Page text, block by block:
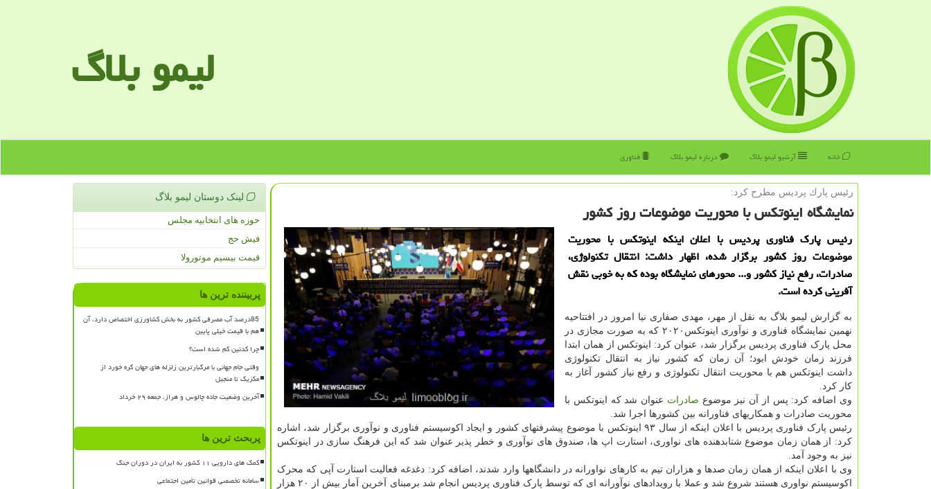
لیمو بلاگ
خانه آرشیو لیمو بلاگ درباره لیمو بلاگ فناوری
رئیس پارك پردیس مطرح كرد:
نمایشگاه اینوتكس با محوریت موضوعات روز كشور
رئیس پارك فناوری پردیس با اعلان اینكه اینوتكس با محوریت
موضوعات روز كشور برگزار شده، اظهار داشت: انتقال تكنولوژی،
صادرات، رفع نیاز كشور و... محورهای نمایشگاه بوده كه به خوبی نقش
آفرینی كرده است.
به گزارش لیمو بلاگ به نقل از مهر، مهدی صفاری نیا امروز در افتتاحیه
نهمین نمایشگاه فناوری و نوآوری اینوتکس۲۰۲۰ که به صورت مجازی در
محل پارک فناوری پردیس برگزار شد، عنوان کرد: اینوتکس از همان ابتدا
فرزند زمان خودش ابود؛ آن زمان که کشور نیاز به انتقال تکنولوژی
داشت اینوتکس هم با محوریت انتقال تکنولوژی و رفع نیاز کشور آغاز به
کار کرد.
وی اضافه کرد: پس از آن نیز موضوع صادرات عنوان شد که اینوتکس با
محوریت صادرات و همکاریهای فناورانه بین کشورها اجرا شد.
رئیس پارک فناوری پردیس با اعلان اینکه از سال ۹۳ اینوتکس با موضوع پیشرفتهای کشور و ایجاد اکوسیستم فناوری و نوآوری برگزار شد، اشاره
کرد: از همان زمان موضوع شتابدهنده های نواوری، استارت اپ ها، صندوق های نوآوری و خطر پذیر عنوان شد که این فرهنگ سازی در اینوتکس
نیز به وجود آمد.
وی با اعلان اینکه از همان زمان صدها و هزاران تیم به کارهای نواورانه در دانشگاهها وارد شدند، اضافه کرد: دغدغه فعالیت استارت آپی که محرک
اکوسیستم نواوری هستند شروع شد و عملا با رویدادهای نوآورانه ای که توسط پارک فناوری پردیس انجام شد برمبنای آخرین آمار بیش از ۲۰ هزار
لینک دوستان لیمو بلاگ
حوزه های انتخابیه مجلس
فیش حج
قیمت بیسیم موتورولا
پربیننده ترین ها
85درصد آب مصرفی کشور به بخش کشاورزی اختصاص دارد، آن
هم با قیمت خیلی پایین
چرا کدئین کم شده است؟
وقتی جام جهانی با مرگبارترین زلزله های جهان گره خورد از
مکزیک تا منجیل
آخرین وضعیت جاده چالوس و هراز، جمعه ۲۹ خرداد
پربحث ترین ها
کمک های دارویی ۱۱ کشور به ایران در دوران جنگ
سامانه تخصصی قوانین تأمین اجتماعی